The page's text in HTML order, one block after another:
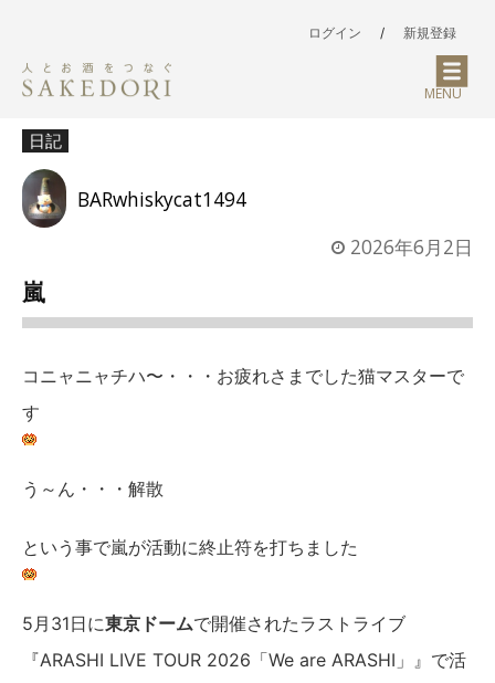
ログイン / 新規登録
MENU
日記
BARwhiskycat1494
2026年6月2日
嵐
コニャニャチハ〜・・・お疲れさまでした猫マスターで
す
う～ん・・・解散
という事で嵐が活動に終止符を打ちました
5月31日に東京ドームで開催されたラストライブ
『ARASHI LIVE TOUR 2026「We are ARASHI」』で活